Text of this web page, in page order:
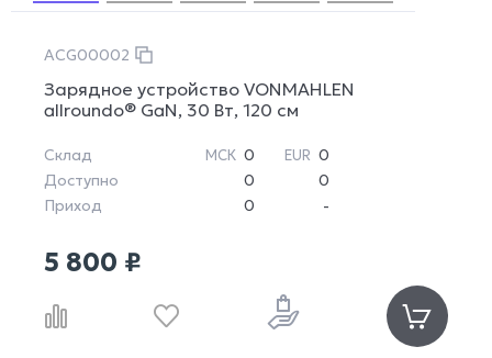
ACG00002
Зарядное устройство VONMAHLEN
allroundo® GaN, 30 Вт, 120 см
Склад МСК 0 EUR 0
Доступно
0
0
Приход
0 -
5 800 ₽